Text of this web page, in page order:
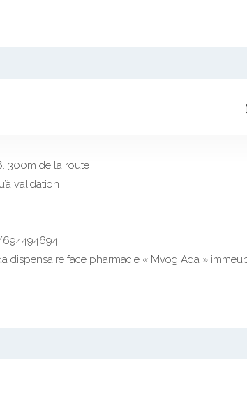
300m de la route
validation
694494694
dispensaire face pharmacie « Mvog Ada »